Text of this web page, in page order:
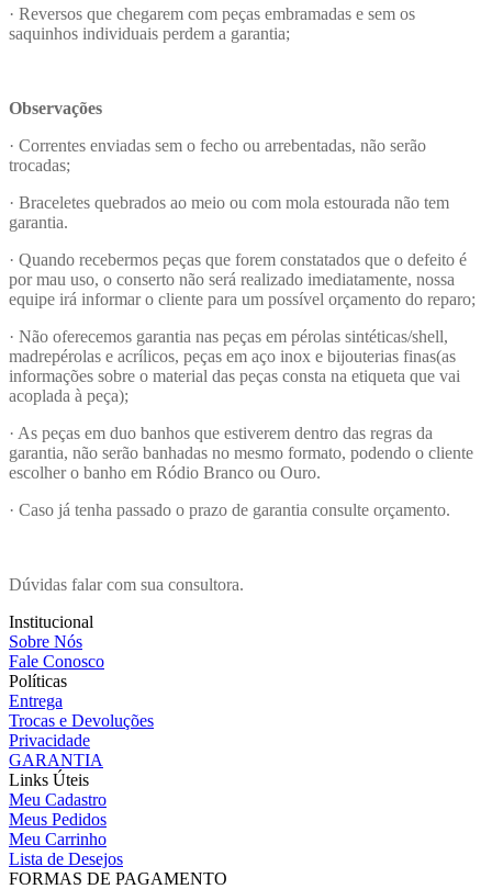
· Reversos que chegarem com peças embramadas e sem os
saquinhos individuais perdem a garantia;
Observações
· Correntes enviadas sem o fecho ou arrebentadas, não serão
trocadas;
· Braceletes quebrados ao meio ou com mola estourada não tem
garantia.
· Quando recebermos peças que forem constatados que o defeito é
por mau uso, o conserto não será realizado imediatamente, nossa
equipe irá informar o cliente para um possível orçamento do reparo;
· Não oferecemos garantia nas peças em pérolas sintéticas/shell,
madrepérolas e acrílicos, peças em aço inox e bijouterias finas(as
informações sobre o material das peças consta na etiqueta que vai
acoplada à peça);
· As peças em duo banhos que estiverem dentro das regras da
garantia, não serão banhadas no mesmo formato, podendo o cliente
escolher o banho em Ródio Branco ou Ouro.
· Caso já tenha passado o prazo de garantia consulte orçamento.
Dúvidas falar com sua consultora.
Institucional
Sobre Nós
Fale Conosco
Políticas
Entrega
Trocas e Devoluções
Privacidade
GARANTIA
Links Úteis
Meu Cadastro
Meus Pedidos
Meu Carrinho
Lista de Desejos
FORMAS DE PAGAMENTO